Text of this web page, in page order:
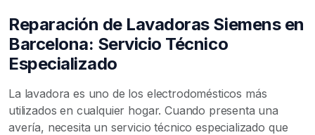
Reparación de Lavadoras Siemens en
Barcelona: Servicio Técnico
Especializado
La lavadora es uno de los electrodomésticos más
utilizados en cualquier hogar. Cuando presenta una
avería, necesita un servicio técnico especializado que